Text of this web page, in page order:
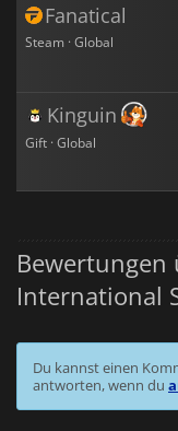
Fanatical
Steam · Global
Kinguin
Gift · Global
Bewertungen
International
Du kannst einen
antworten, wenn du